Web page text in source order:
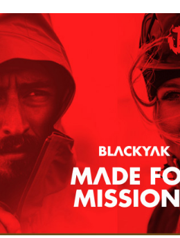
【注意事
１．透過
交易，需
求債權轉
２．關於
https://
３．未成
「AFTEE
４．使用
即時審查
結果請求用
５．嚴禁
形，恩沛
動。
每筆
7-11取貨
每筆
付款後7-
每筆
每筆